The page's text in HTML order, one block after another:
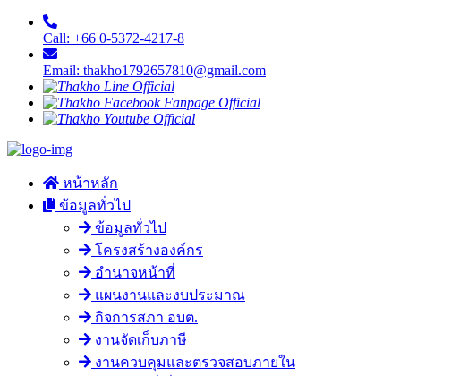
Call: +66 0-5372-4217-8
Email: thakho1792657810@gmail.com
หน้าหลัก
ข้อมูลทั่วไป
ข้อมูลทั่วไป
โครงสร้างองค์กร
อำนาจหน้าที่
แผนงานและงบประมาณ
กิจการสภา อบต.
งานจัดเก็บภาษี
งานควบคุมและตรวจสอบภายใน